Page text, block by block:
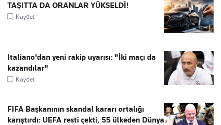
TAŞITTA DA ORANLAR YÜKSELDİ!
Kaydet
Italiano'dan yeni rakip uyarısı: "İki maçı da
kazandılar"
Kaydet
FIFA Başkanının skandal kararı ortalığı
karıştırdı: UEFA resti çekti, 55 ülkeden Dünya